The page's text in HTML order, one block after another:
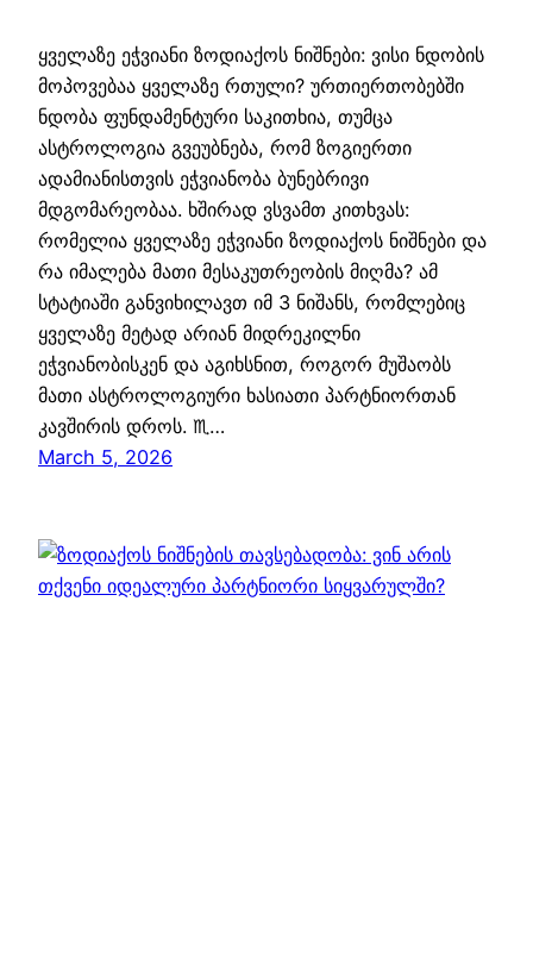
ყველაზე ეჭვიანი ზოდიაქოს ნიშნები: ვისი ნდობის
მოპოვებაა ყველაზე რთული? ურთიერთობებში
ნდობა ფუნდამენტური საკითხია, თუმცა
ასტროლოგია გვეუბნება, რომ ზოგიერთი
ადამიანისთვის ეჭვიანობა ბუნებრივი
მდგომარეობაა. ხშირად ვსვამთ კითხვას:
რომელია ყველაზე ეჭვიანი ზოდიაქოს ნიშნები და
რა იმალება მათი მესაკუთრეობის მიღმა? ამ
სტატიაში განვიხილავთ იმ 3 ნიშანს, რომლებიც
ყველაზე მეტად არიან მიდრეკილნი
ეჭვიანობისკენ და აგიხსნით, როგორ მუშაობს
მათი ასტროლოგიური ხასიათი პარტნიორთან
კავშირის დროს. ♏…
March 5, 2026